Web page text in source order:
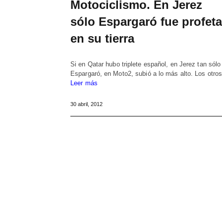
Motociclismo. En Jerez
sólo Espargaró fue profeta
en su tierra
Si en Qatar hubo triplete español, en Jerez tan sólo
Espargaró, en Moto2, subió a lo más alto. Los
Leer más
30 abril, 2012